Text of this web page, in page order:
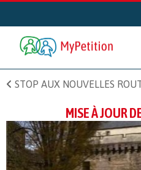
STOP AUX NOUVELLES
MISE À JOUR